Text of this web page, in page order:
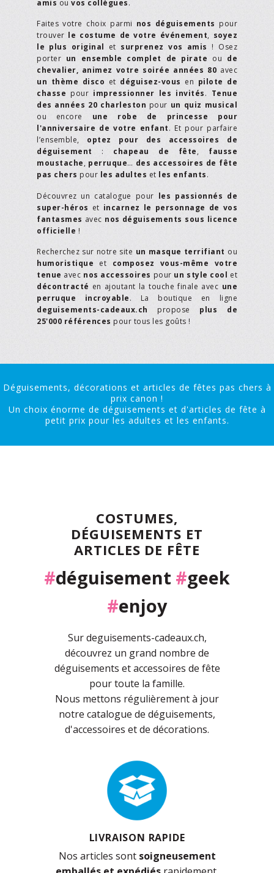
amis ou vos collègues.
Faites votre choix parmi nos déguisements pour
trouver le costume de votre événement, soyez
le plus original et surprenez vos amis ! Osez
porter un ensemble complet de pirate ou de
chevalier, animez votre soirée années 80 avec
un thème disco et déguisez-vous en pilote de
chasse pour impressionner les invités. Tenue
des années 20 charleston pour un quiz musical
ou encore une robe de princesse pour
l'anniversaire de votre enfant. Et pour parfaire
l’ensemble, optez pour des accessoires de
déguisement : chapeau de fête, fausse
moustache, perruque… des accessoires de fête
pas chers pour les adultes et les enfants.
Découvrez un catalogue pour les passionnés de
super-héros et incarnez le personnage de vos
fantasmes avec nos déguisements sous licence
officielle !
Recherchez sur notre site un masque terrifiant ou
humoristique et composez vous-même votre
tenue avec nos accessoires pour un style cool et
décontracté en ajoutant la touche finale avec une
perruque incroyable. La boutique en ligne
deguisements-cadeaux.ch propose plus de
25'000 références pour tous les goûts !
Déguisements, décorations et articles de fêtes pas chers à
prix canon !
Un choix énorme de déguisements et d'articles de fête à
petit prix pour les adultes et les enfants.
COSTUMES,
DÉGUISEMENTS ET
ARTICLES DE FÊTE
#déguisement #geek
#enjoy
Sur deguisements-cadeaux.ch,
découvrez un grand nombre de
déguisements et accessoires de fête
pour toute la famille.
Nous mettons régulièrement à jour
notre catalogue de déguisements,
d'accessoires et de décorations.
LIVRAISON RAPIDE
Nos articles sont soigneusement